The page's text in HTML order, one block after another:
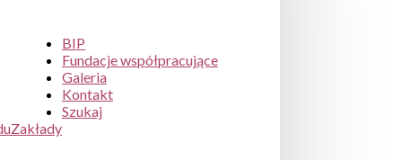
Zakłady
BIP
Fundacje współpracujące
Galeria
Kontakt
Szukaj